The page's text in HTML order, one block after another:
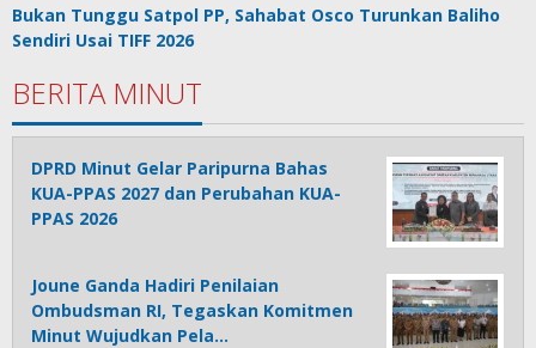
Bukan Tunggu Satpol PP, Sahabat Osco Turunkan Baliho
Sendiri Usai TIFF 2026
BERITA MINUT
DPRD Minut Gelar Paripurna Bahas
KUA-PPAS 2027 dan Perubahan KUA-
PPAS 2026
Joune Ganda Hadiri Penilaian
Ombudsman RI, Tegaskan Komitmen
Minut Wujudkan Pela…